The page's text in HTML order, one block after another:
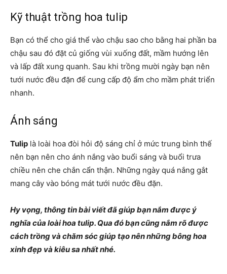
Kỹ thuật trồng hoa tulip
Bạn có thể cho giá thể vào chậu sao cho bằng hai phần ba
chậu sau đó đặt củ giống vùi xuống đất, mầm hướng lên
và lấp đất xung quanh. Sau khi trồng mười ngày bạn nên
tưới nước đều đặn để cung cấp độ ẩm cho mầm phát triển
nhanh.
Ánh sáng
Tulip là loài hoa đòi hỏi độ sáng chỉ ở mức trung bình thế
nên bạn nên cho ánh nắng vào buổi sáng và buổi trưa
chiều nên che chắn cẩn thận. Những ngày quá nắng gắt
mang cây vào bóng mát tưới nước đều đặn.
Hy vọng, thông tin bài viết đã giúp bạn nắm được ý
nghĩa của loài hoa tulip. Qua đó bạn cũng nắm rõ được
cách trồng và chăm sóc giúp tạo nên những bông hoa
xinh đẹp và kiêu sa nhất nhé.